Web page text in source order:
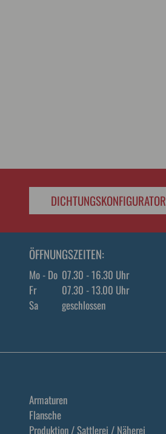
DICHTUNGSKONFIGURATOR
ÖFFNUNGSZEITEN:
Mo - Do 07.30 - 16.30 Uhr
Fr
07.30 - 13.00 Uhr
Sa
geschlossen
Armaturen
Flansche
Produktion / Sattlerei / Näherei